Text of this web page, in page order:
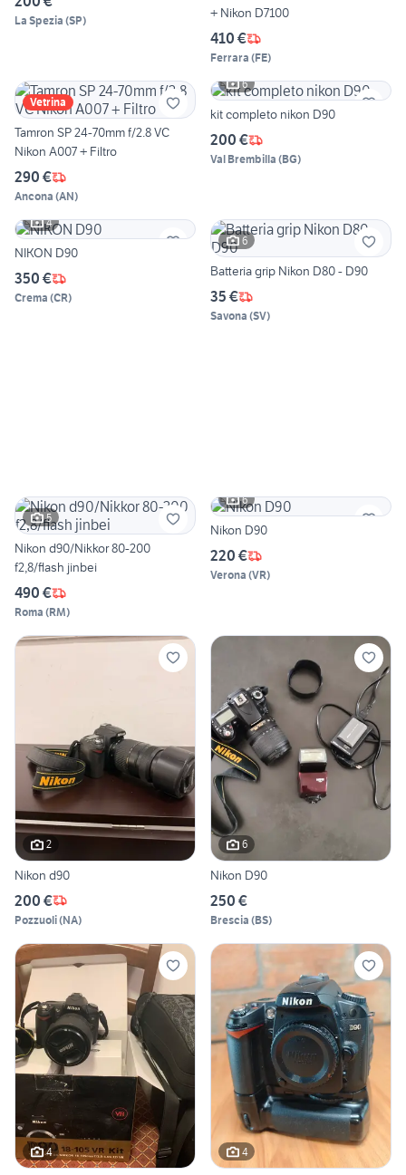
La Spezia (SP)
+ Nikon D7100
410 €
Ferrara (FE)
Vetrina
Tamron SP 24-70mm f/2.8 VC
Nikon A007 + Filtro
290 €
Ancona (AN)
6
kit completo nikon D90
200 €
Val Brembilla (BG)
4
NIKON D90
350 €
Crema (CR)
6
Batteria grip Nikon D80 - D90
35 €
Savona (SV)
5
Nikon d90/Nikkor 80-200
f2,8/flash jinbei
490 €
Roma (RM)
6
Nikon D90
220 €
Verona (VR)
2
Nikon d90
200 €
Pozzuoli(NA)
6
Nikon D90
250 €
Brescia (BS)
4 4